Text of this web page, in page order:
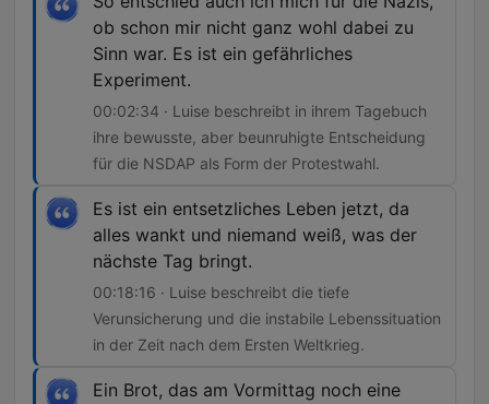
ob schon mir nicht ganz wohl dabei zu
Sinn war. Es ist ein gefährliches
Experiment.
00:02:34 · Luise beschreibt in ihrem Tagebuch
ihre bewusste, aber beunruhigte Entscheidung
für die NSDAP als Form der Protestwahl.
Es ist ein entsetzliches Leben jetzt, da
alles wankt und niemand weiß, was der
nächste Tag bringt.
00:18:16 · Luise beschreibt die tiefe
Verunsicherung und die instabile Lebenssituation
in der Zeit nach dem Ersten Weltkrieg.
Ein Brot, das am Vormittag noch eine